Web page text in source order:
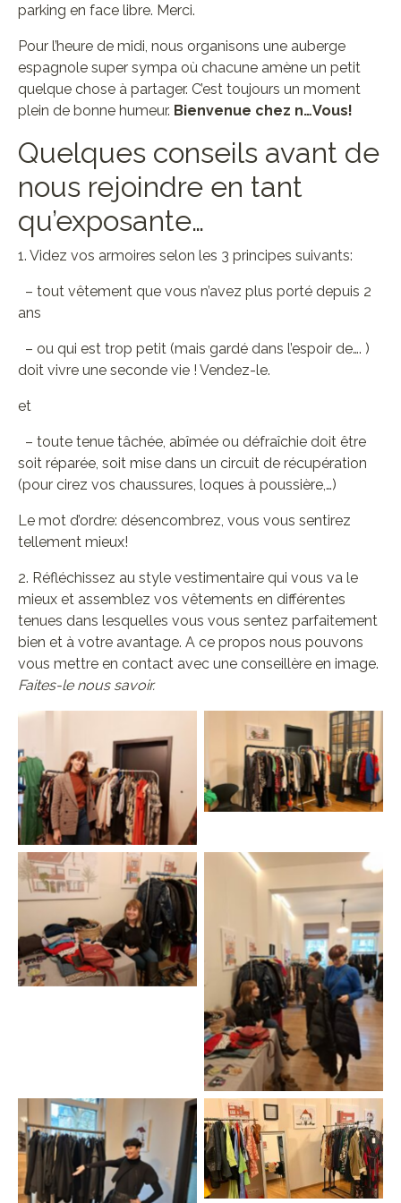
parking en face libre. Merci.
Pour l’heure de midi, nous organisons une auberge
espagnole super sympa où chacune amène un petit
quelque chose à partager. C’est toujours un moment
plein de bonne humeur. Bienvenue chez n…Vous!
Quelques conseils avant de
nous rejoindre en tant
qu’exposante…
1. Videz vos armoires selon les 3 principes suivants:
– tout vêtement que vous n’avez plus porté depuis 2
ans
– ou qui est trop petit (mais gardé dans l’espoir de…. )
doit vivre une seconde vie ! Vendez-le.
et
– toute tenue tâchée, abîmée ou défraîchie doit être
soit réparée, soit mise dans un circuit de récupération
(pour cirez vos chaussures, loques à poussière,…)
Le mot d’ordre: désencombrez, vous vous sentirez
tellement mieux!
2. Réfléchissez au style vestimentaire qui vous va le
mieux et assemblez vos vêtements en différentes
tenues dans lesquelles vous vous sentez parfaitement
bien et à votre avantage. A ce propos nous pouvons
vous mettre en contact avec une conseillère en image.
Faites-le nous savoir.
No Cation
No Cation
No Cation
No Cation
No Cation
No Cation